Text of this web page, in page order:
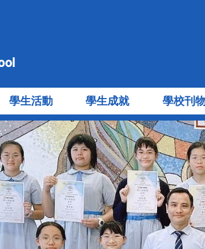
學生活動 學生成就 學校刊